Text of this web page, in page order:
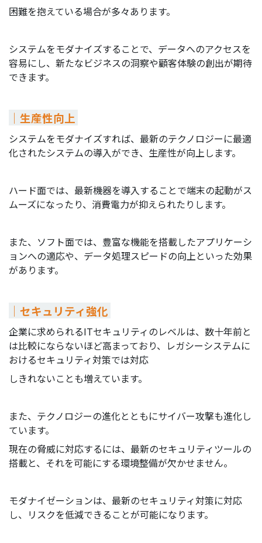
困難を抱えている場合が多々あります。
システムをモダナイズすることで、データへのアクセスを
容易にし、新たなビジネスの洞察や顧客体験の創出が期待
できます。
｜生産性向上
システムをモダナイズすれば、最新のテクノロジーに最適
化されたシステムの導入ができ、生産性が向上します。
ハード面では、最新機器を導入することで端末の起動がス
ムーズになったり、消費電力が抑えられたりします。
また、ソフト面では、豊富な機能を搭載したアプリケーシ
ョンへの適応や、データ処理スピードの向上といった効果
があります。
｜セキュリティ強化
企業に求められるITセキュリティのレベルは、数十年前と
は比較にならないほど高まっており、レガシーシステムに
おけるセキュリティ対策では対応
しきれないことも増えています。
また、テクノロジーの進化とともにサイバー攻撃も進化し
ています。
現在の脅威に対応するには、最新のセキュリティツールの
搭載と、それを可能にする環境整備が欠かせません。
モダナイゼーションは、最新のセキュリティ対策に対応
し、リスクを低減できることが可能になります。